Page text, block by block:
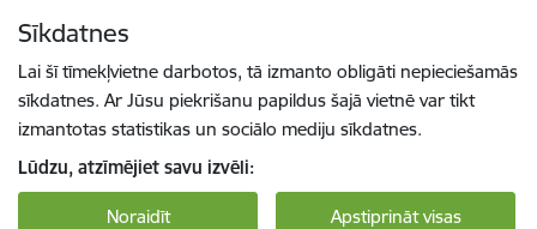
Sīkdatnes
Lai šī tīmekļvietne darbotos, tā izmanto obligāti nepieciešamās
sīkdatnes. Ar Jūsu piekrišanu papildus šajā vietnē var tikt
izmantotas statistikas un sociālo mediju sīkdatnes.
Lūdzu, atzīmējiet savu izvēli:
Noraidīt Apstiprināt visas